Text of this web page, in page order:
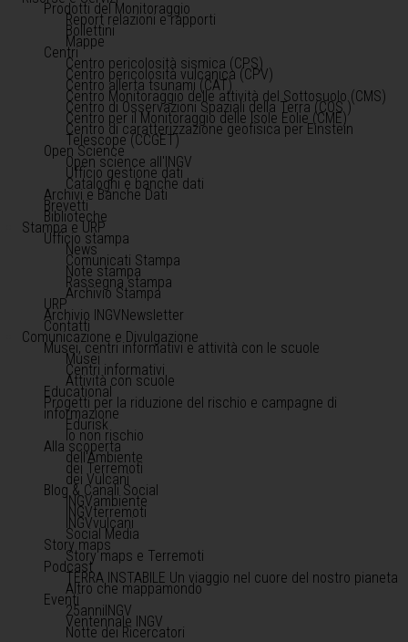
Prodotti del Monitoraggio
Report relazioni e rapporti
Bollettini
Mappe
Centri
Centro pericolosità sismica (CPS)
Centro pericolosità vulcanica (CPV)
Centro allerta tsunami (CAT)
Centro Monitoraggio delle attività del Sottosuolo (CMS)
Centro di Osservazioni Spaziali della Terra (COS )
Centro per il Monitoraggio delle Isole Eolie (CME)
Centro di caratterizzazione geofisica per Einstein
Telescope (CCGET)
Open Science
Open science all'INGV
Ufficio gestione dati
Cataloghi e banche dati
Archivi e Banche Dati
Brevetti
Biblioteche
Stampa e URP
Ufficio stampa
News
Comunicati Stampa
Note stampa
Rassegna stampa
Archivio Stampa
URP
Archivio INGVNewsletter
Contatti
Comunicazione e Divulgazione
Musei, centri informativi e attività con le scuole
Musei
Centri informativi
Attività con scuole
Educational
Progetti per la riduzione del rischio e campagne di
informazione
Edurisk
Io non rischio
Alla scoperta
dell'Ambiente
dei Terremoti
dei Vulcani
Blog & Canali Social
INGVambiente
INGVterremoti
INGVvulcani
Social Media
Story maps
Story maps e Terremoti
Podcast
TERRA INSTABILE Un viaggio nel cuore del nostro pianeta
Altro che mappamondo
Eventi
25anniINGV
Ventennale INGV
Notte dei Ricercatori